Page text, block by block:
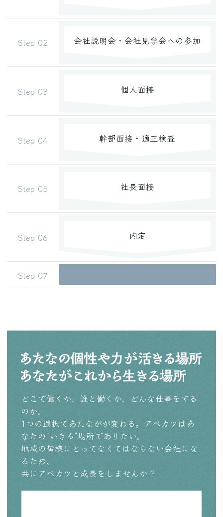
会社説明会・会社見学会への参加
個人面接
幹部面接・適正検査
社長面接
内定
どこで働くか、誰と働くか、どんな仕事をする
のか。
1つの選択であたながが変わる。アベカツはあ
なたの”いきる”場所でありたい。
地域の皆様にとってなくてはならない会社にな
るため、
共にアベカツと成長をしませんか？